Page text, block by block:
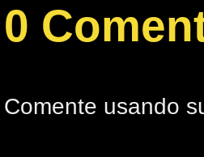
0
Comente usando